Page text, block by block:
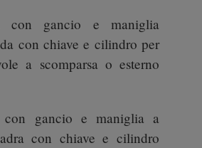
con gancio e maniglia
con chiave e cilindro per
a scomparsa o esterno
con gancio e maniglia a
con chiave e cilindro